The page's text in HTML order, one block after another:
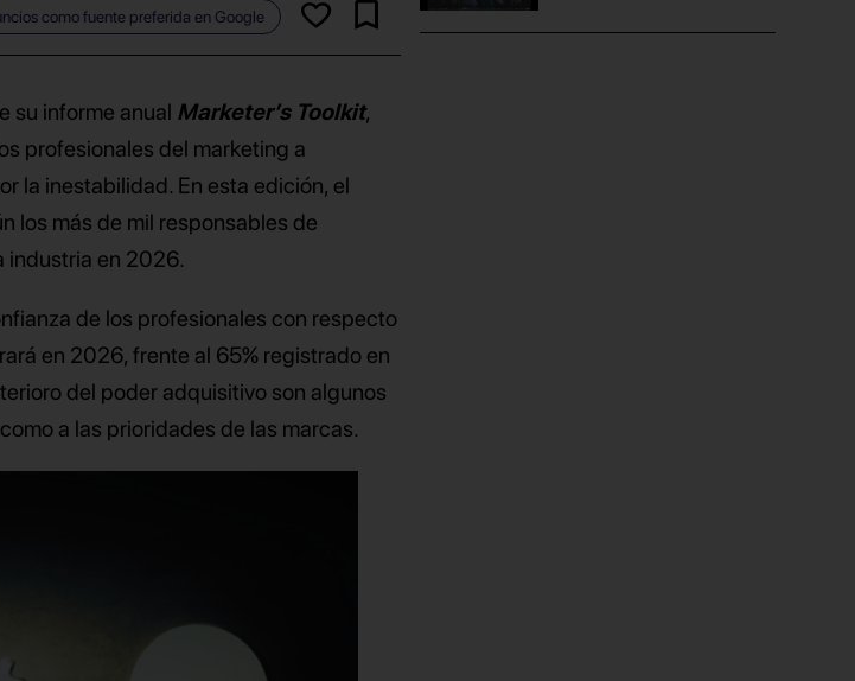
como fuente preferida en Google
su informe anual Marketer’s Toolkit,
profesionales del marketing a
la inestabilidad. En esta edición, el
los más de mil responsables de
industria en 2026.
de los profesionales con respecto
en 2026, frente al 65% registrado en
del poder adquisitivo son algunos
a las prioridades de las marcas.